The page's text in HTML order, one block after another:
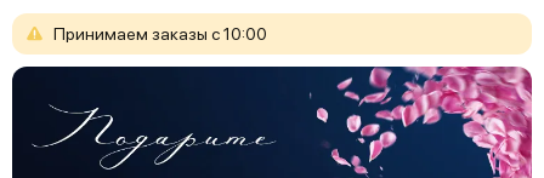
Принимаем заказы с10:00